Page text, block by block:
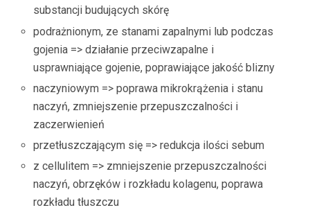
substancji budujących skórę
podrażnionym, ze stanami zapalnymi lub podczas
gojenia => działanie przeciwzapalne i
usprawniające gojenie, poprawiające jakość blizny
naczyniowym => poprawa mikrokrążenia i stanu
naczyń, zmniejszenie przepuszczalności i
zaczerwienień
przetłuszczającym się => redukcja ilości sebum
z cellulitem => zmniejszenie przepuszczalności
naczyń, obrzęków i rozkładu kolagenu, poprawa
rozkładu tłuszczu